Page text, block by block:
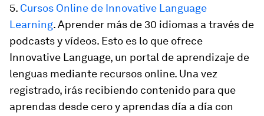
5. Cursos Online de Innovative Language
Learning. Aprender más de 30 idiomas a través de
podcasts y vídeos. Esto es lo que ofrece
Innovative Language, un portal de aprendizaje de
lenguas mediante recursos online. Una vez
registrado, irás recibiendo contenido para que
aprendas desde cero y aprendas día a día con